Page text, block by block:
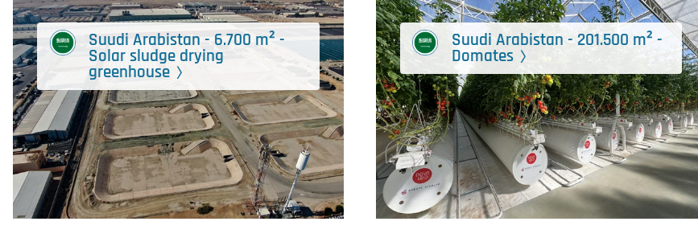
Suudi Arabistan - 6.700 m² -
Solar sludge drying
greenhouse
Suudi Arabistan - 201.500 m² -
Domates